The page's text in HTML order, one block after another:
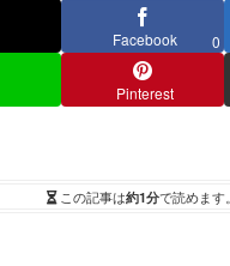
Facebook 0
Pinterest
この記事は約1分で読めます。